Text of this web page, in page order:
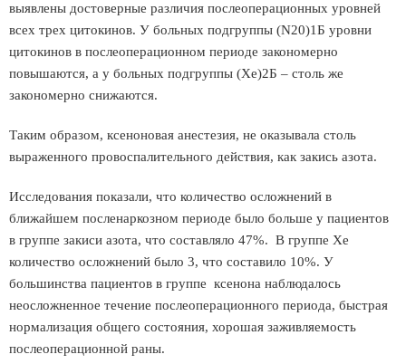
выявлены достоверные различия послеоперационных уровней
всех трех цитокинов. У больных подгруппы (N20)1Б уровни
цитокинов в послеоперационном периоде закономерно
повышаются, а у больных подгруппы (Xe)2Б – столь же
закономерно снижаются.
Таким образом, ксеноновая анестезия, не оказывала столь
выраженного провоспалительного действия, как закись азота.
Исследования показали, что количество осложнений в
ближайшем посленаркозном периоде было больше у пациентов
в группе закиси азота, что составляло 47%. В группе Хе
количество осложнений было 3, что составило 10%. У
большинства пациентов в группе ксенона наблюдалось
неосложненное течение послеоперационного периода, быстрая
нормализация общего состояния, хорошая заживляемость
послеоперационной раны.